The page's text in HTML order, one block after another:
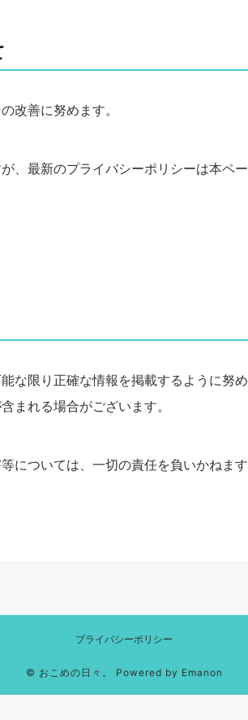
改善に努めます。
、最新のプライバシーポリシーは本ペー
な限り正確な情報を掲載するように努め
まれる場合がございます。
については、一切の責任を負いかねます
プライバシーポリシー
© おこめの日々。 Powered by Emanon